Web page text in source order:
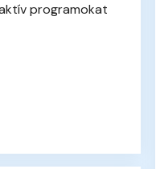
programokat